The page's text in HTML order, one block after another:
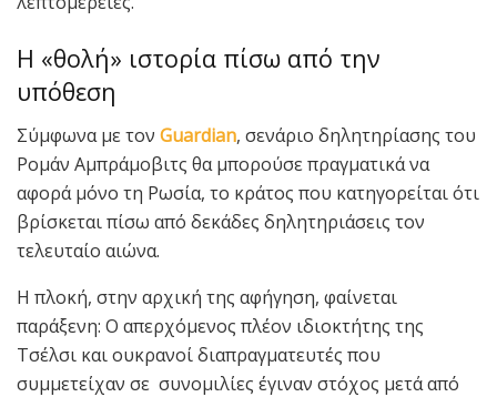
Η «θολή» ιστορία πίσω από την
υπόθεση
Σύμφωνα με τον Guardian, σενάριο δηλητηρίασης του
Ρομάν Αμπράμοβιτς θα μπορούσε πραγματικά να
αφορά μόνο τη Ρωσία, το κράτος που κατηγορείται ότι
βρίσκεται πίσω από δεκάδες δηλητηριάσεις τον
τελευταίο αιώνα.
Η πλοκή, στην αρχική της αφήγηση, φαίνεται
παράξενη: Ο απερχόμενος πλέον ιδιοκτήτης της
Τσέλσι και ουκρανοί διαπραγματευτές που
συμμετείχαν σε συνομιλίες έγιναν στόχος μετά από